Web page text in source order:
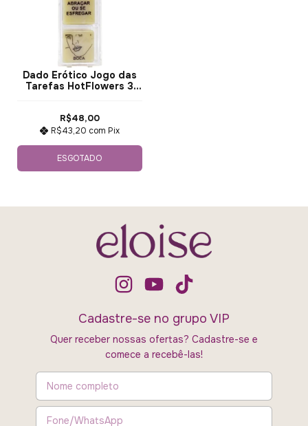
Dado Erótico Jogo das
Tarefas HotFlowers 3
R$48,00
R$43,20 com Pix
ESGOTADO
Cadastre-se no grupo VIP
Quer receber nossas ofertas? Cadastre-se e
comece a recebê-las!